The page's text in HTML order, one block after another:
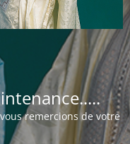
remercions de votre